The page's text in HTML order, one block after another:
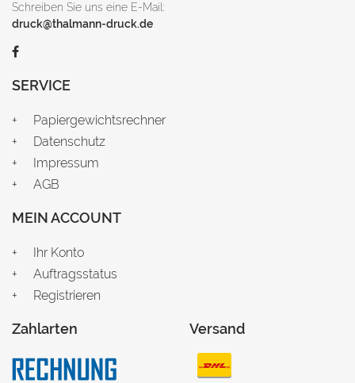
Schreiben Sie uns eine E-Mail:
druck@thalmann-druck.de
SERVICE
Papiergewichtsrechner
Datenschutz
Impressum
AGB
MEIN ACCOUNT
Ihr Konto
Auftragsstatus
Registrieren
Zahlarten Versand